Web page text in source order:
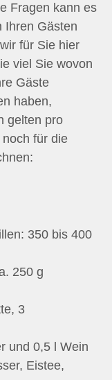
Fragen kann es
Ihren Gästen
für Sie hier
viel Sie wovon
Gäste
haben,
gelten pro
für die
350 bis 400
250 g
3
und 0,5 l Wein
Eistee,